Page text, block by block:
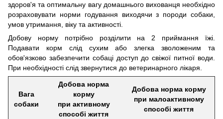
здоров'я та оптимальну вагу домашнього вихованця необхідно
розраховувати норми годування виходячи з породи собаки,
умов утримання, віку та активності.
Добову норму потрібно розділити на 2 приймання їжі.
Подавати корм слід сухим або злегка зволоженим та
обов'язково забезпечити собаці доступ до свіжої питної води.
При необхідності слід звернутися до ветеринарного лікаря.
Вага
собаки
Добова норма
корму
при активному
способі життя
Добова норма корму
при малоактивному
способі життя